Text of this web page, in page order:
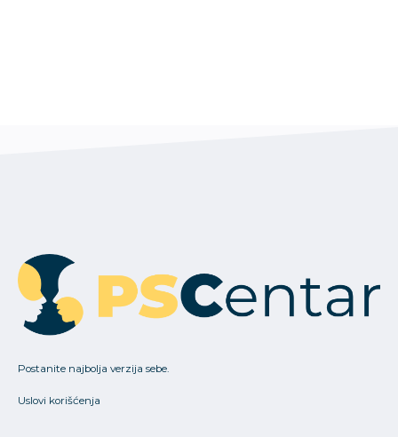
Postanite najbolja verzija sebe.
Uslovi korišćenja